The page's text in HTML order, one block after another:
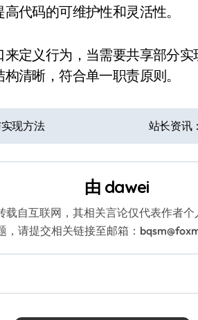
代码的可维护性和灵活性。
定义行为，当需要共享部分
清晰，符合单一职责原则。
现方法 站长资讯
由 dawei
载自互联网，其相关言论仅代表作者
请提交相关链接至邮箱：